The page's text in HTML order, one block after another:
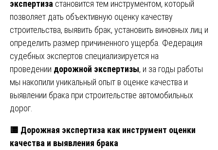
экспертиза становится тем инструментом, который
позволяет дать объективную оценку качеству
строительства, выявить брак, установить виновных лиц и
определить размер причиненного ущерба. Федерация
судебных экспертов специализируется на
проведении дорожной экспертизы, и за годы работы
мы накопили уникальный опыт в оценке качества и
выявлении брака при строительстве автомобильных
дорог.
🟨 Дорожная экспертиза как инструмент оценки
качества и выявления брака